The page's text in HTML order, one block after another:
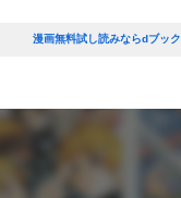
漫画無料試し読みならdブック